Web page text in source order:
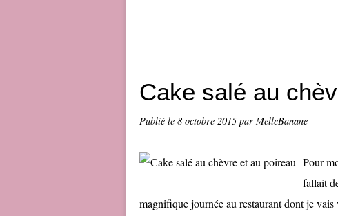
Cake salé au
Publié le 8 octobre 2015 par MelleBanane
Pour
fallait
magnifique journée au restaurant dont je